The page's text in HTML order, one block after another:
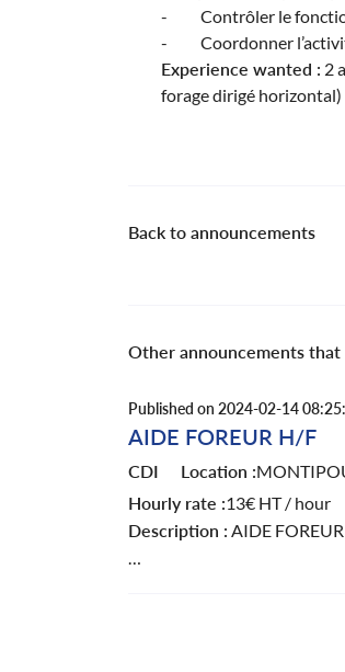
- Contrôler le
- Coordonner
Experience wanted : 2
forage dirigé horizontal)
Back to announcements
Other announcements
Published on 2024-02-14
AIDE FOREUR H/F
CDI Location :
Hourly rate :13€ HT / hour
Description : AIDE